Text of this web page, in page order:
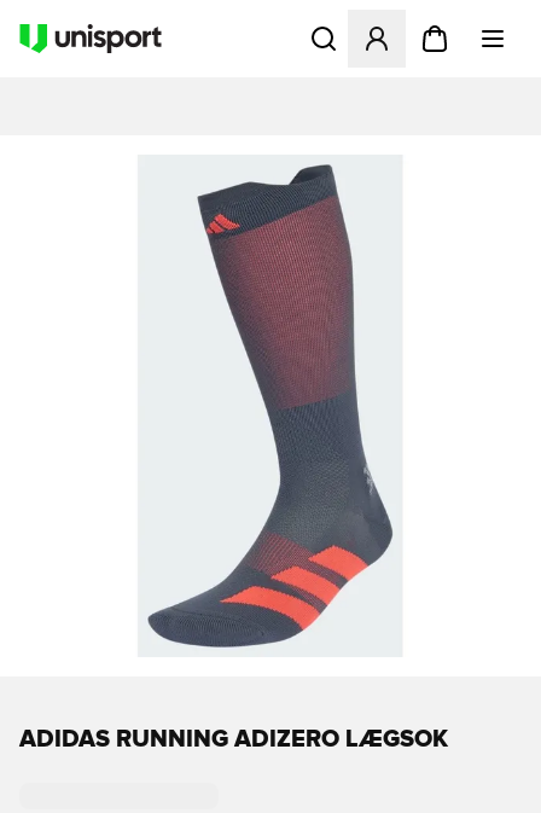
Åbner en Modal til at
ADIDAS RUNNING ADIZERO LÆGSOK